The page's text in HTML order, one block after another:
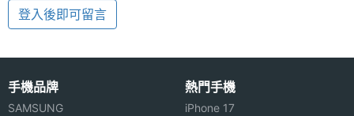
登入後即可留言
手機品牌
SAMSUNG
熱門手機
iPhone 17